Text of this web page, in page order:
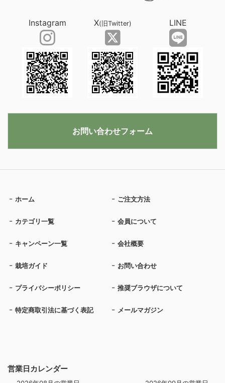
営業日カレンダー
ホーム ご注文方法
カテゴリ一覧 会員について
キャンペーン一覧 会社概要
栽培ガイド お問い合わせ
プライバシーポリシー 推奨ブラウザについて
特定商取引法に基づく表記 メールマガジン
Instagram X(旧Twitter) LINE
お問い合わせフォーム